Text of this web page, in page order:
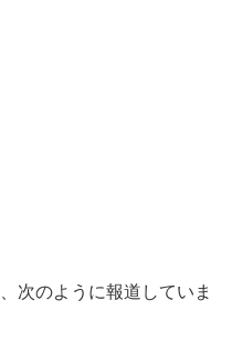
次のように報道していま